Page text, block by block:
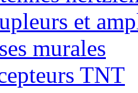
et
murales
TNT